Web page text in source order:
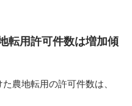
転用許可件数は増加傾
農地転用の許可件数は、